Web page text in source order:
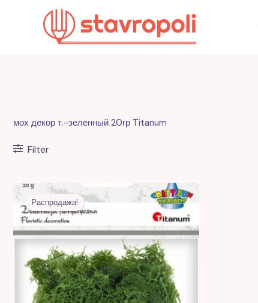
содержимому
мох декор т.-зеленный 20гр Titanum
Filter
Распродажа!
Первоначальная
цена
составляла
43,00 MDL.
Текущая
цена: